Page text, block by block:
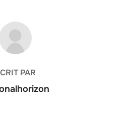
LA PUBLICATION
PAR